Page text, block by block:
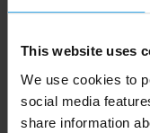
This website uses
We use cookies to
social media
share information
Kleur
Soort
Hoogte